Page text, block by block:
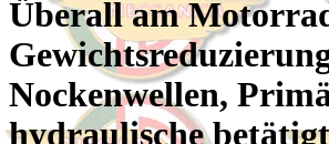
Überall am
Nockenwellen,
hydraulische